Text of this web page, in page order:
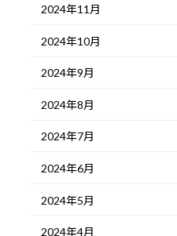
2024年11月
2024年10月
2024年9月
2024年8月
2024年7月
2024年6月
2024年5月
2024年4月